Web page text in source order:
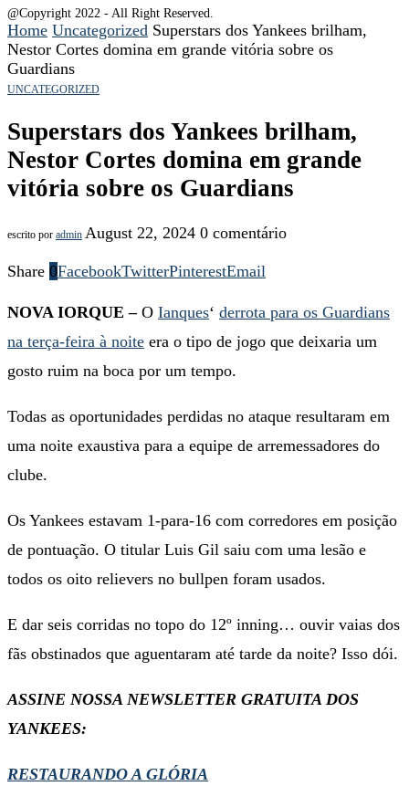
@Copyright 2022 - All Right Reserved.
Home Uncategorized Superstars dos Yankees brilham,
Nestor Cortes domina em grande vitória sobre os
Guardians
UNCATEGORIZED
Superstars dos Yankees brilham,
Nestor Cortes domina em grande
vitória sobre os Guardians
escrito por admin August 22, 2024 0 comentário
Share 0FacebookTwitterPinterestEmail
NOVA IORQUE –O Ianques‘ derrota para os Guardians
na terça-feira à noite era o tipo de jogo que deixaria um
gosto ruim na boca por um tempo.
Todas as oportunidades perdidas no ataque resultaram em
uma noite exaustiva para a equipe de arremessadores do
clube.
Os Yankees estavam 1-para-16 com corredores em posição
de pontuação. O titular Luis Gil saiu com uma lesão e
todos os oito relievers no bullpen foram usados.
E dar seis corridas no topo do 12º inning… ouvir vaias dos
fãs obstinados que aguentaram até tarde da noite? Isso dói.
ASSINE NOSSA NEWSLETTER GRATUITA DOS
YANKEES:
RESTAURANDO A GLÓRIA